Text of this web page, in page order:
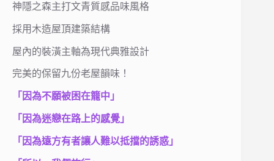
神隱之森主打文青質感品味風格
採用木造屋頂建築結構
屋內的裝潢主軸為現代典雅設計
完美的保留九份老屋韻味！
「因為不願被困在籠中」
「因為迷戀在路上的感覺」
「因為遠方有者讓人難以抵擋的誘惑」